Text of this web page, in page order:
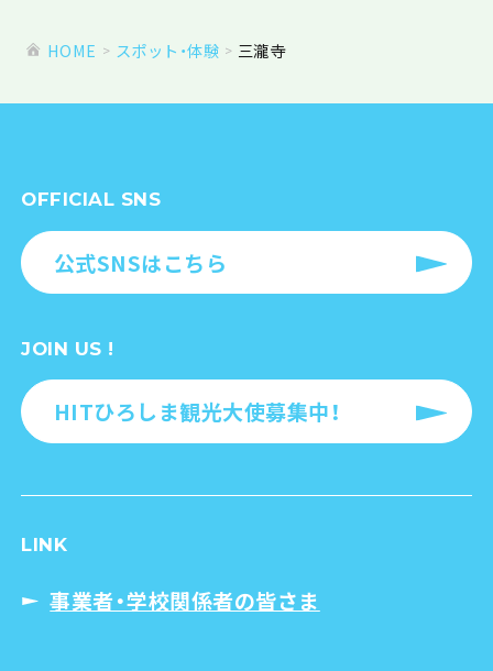
HOME スポット・体験 三瀧寺
OFFICIAL SNS
公式SNSはこちら
JOIN US !
HITひろしま観光大使募集中！
LINK
事業者・学校関係者の皆さま